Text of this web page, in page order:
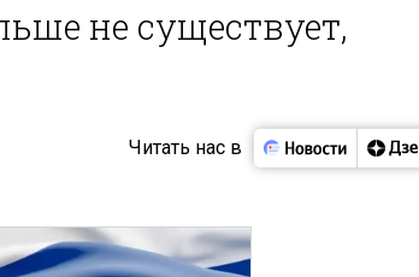
не существует,
Читать нас в